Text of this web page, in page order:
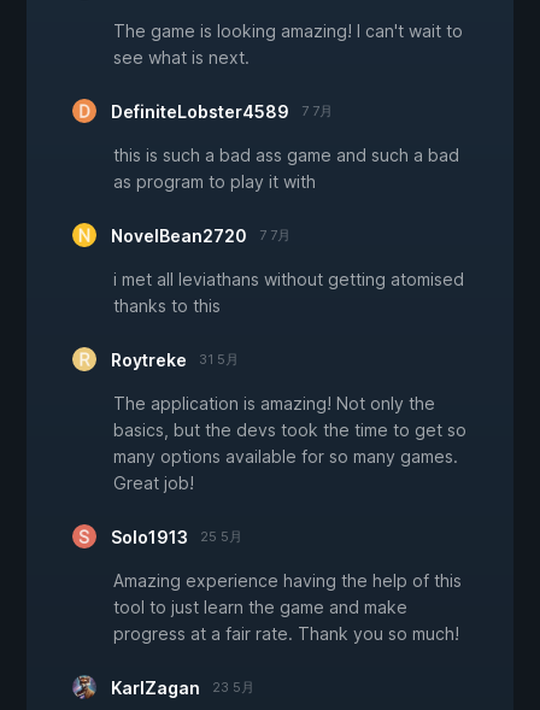
The game is looking amazing! I can't wait to
see what is next.
DefiniteLobster4589 7 7月
this is such a bad ass game and such a bad
as program to play it with
NovelBean2720 7 7月
i met all leviathans without getting atomised
thanks to this
Roytreke 31 5月
The application is amazing! Not only the
basics, but the devs took the time to get so
many options available for so many games.
Great job!
Solo1913 25 5月
Amazing experience having the help of this
tool to just learn the game and make
progress at a fair rate. Thank you so much!
KarlZagan 23 5月